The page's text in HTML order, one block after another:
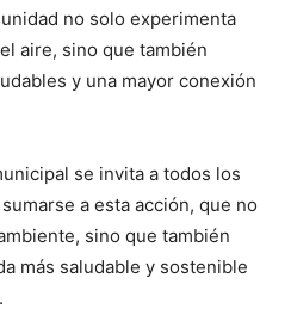
no solo experimenta
aire, sino que también
y una mayor conexión
se invita a todos los
a esta acción, que no
sino que también
más saludable y sostenible